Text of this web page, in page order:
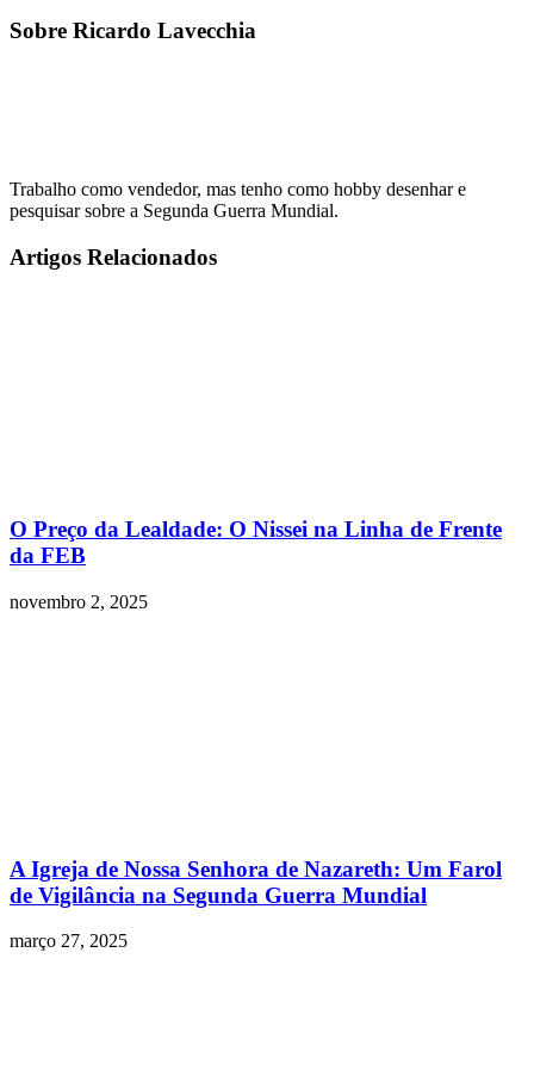
Sobre Ricardo Lavecchia
Trabalho como vendedor, mas tenho como hobby desenhar e
pesquisar sobre a Segunda Guerra Mundial.
Artigos Relacionados
O Preço da Lealdade: O Nissei na Linha de Frente
da FEB
novembro 2, 2025
A Igreja de Nossa Senhora de Nazareth: Um Farol
de Vigilância na Segunda Guerra Mundial
março 27, 2025